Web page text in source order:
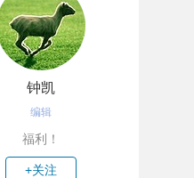
钟凯
编辑
福利！
+关注